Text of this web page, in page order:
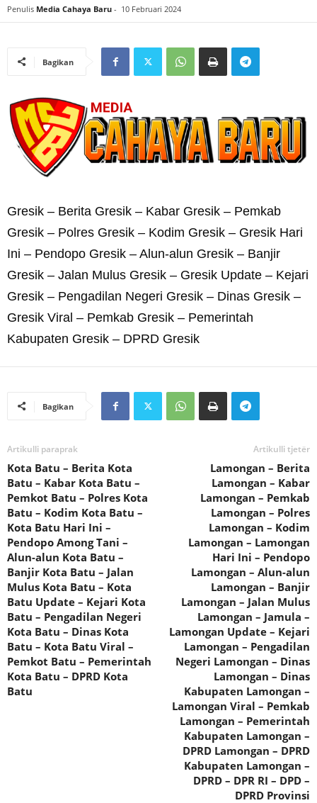
Penulis Media Cahaya Baru - 10 Februari 2024
Bagikan
Gresik – Berita Gresik – Kabar Gresik – Pemkab
Gresik – Polres Gresik – Kodim Gresik – Gresik Hari
Ini – Pendopo Gresik – Alun-alun Gresik – Banjir
Gresik – Jalan Mulus Gresik – Gresik Update – Kejari
Gresik – Pengadilan Negeri Gresik – Dinas Gresik –
Gresik Viral – Pemkab Gresik – Pemerintah
Kabupaten Gresik – DPRD Gresik
Bagikan
Artikulli paraprak
Kota Batu – Berita Kota
Batu – Kabar Kota Batu –
Pemkot Batu – Polres Kota
Batu – Kodim Kota Batu –
Kota Batu Hari Ini –
Pendopo Among Tani –
Alun-alun Kota Batu –
Banjir Kota Batu – Jalan
Mulus Kota Batu – Kota
Batu Update – Kejari Kota
Batu – Pengadilan Negeri
Kota Batu – Dinas Kota
Batu – Kota Batu Viral –
Pemkot Batu – Pemerintah
Kota Batu – DPRD Kota
Batu
Artikulli tjetër
Lamongan – Berita
Lamongan – Kabar
Lamongan – Pemkab
Lamongan – Polres
Lamongan – Kodim
Lamongan – Lamongan
Hari Ini – Pendopo
Lamongan – Alun-alun
Lamongan – Banjir
Lamongan – Jalan Mulus
Lamongan – Jamula –
Lamongan Update – Kejari
Lamongan – Pengadilan
Negeri Lamongan – Dinas
Lamongan – Dinas
Kabupaten Lamongan –
Lamongan Viral – Pemkab
Lamongan – Pemerintah
Kabupaten Lamongan –
DPRD Lamongan – DPRD
Kabupaten Lamongan –
DPRD – DPR RI – DPD –
DPRD Provinsi